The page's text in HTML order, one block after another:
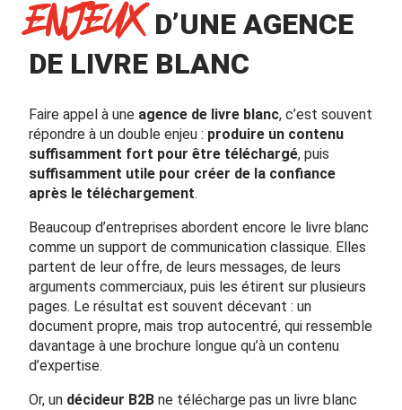
ENJEUX D’UNE AGENCE
DE LIVRE BLANC
Faire appel à une agence de livre blanc, c’est souvent
répondre à un double enjeu : produire un contenu
suffisamment fort pour être téléchargé, puis
suffisamment utile pour créer de la confiance
après le téléchargement.
Beaucoup d’entreprises abordent encore le livre blanc
comme un support de communication classique. Elles
partent de leur offre, de leurs messages, de leurs
arguments commerciaux, puis les étirent sur plusieurs
pages. Le résultat est souvent décevant : un
document propre, mais trop autocentré, qui ressemble
davantage à une brochure longue qu’à un contenu
d’expertise.
Or, un décideur B2B ne télécharge pas un livre blanc